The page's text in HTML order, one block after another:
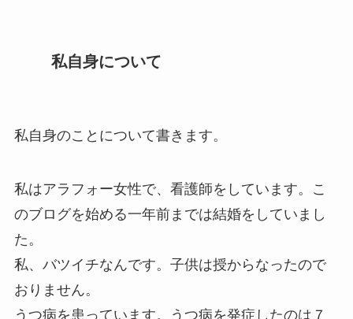
私自身について
私自身のことについて書きます。
私はアラフォー女性で、看護師をしています。こ
のブログを始める一年前までは結婚をしていまし
た。
私、バツイチなんです。子供は授からなったので
おりません。
うつ病を患っています。うつ病を発症したのは７